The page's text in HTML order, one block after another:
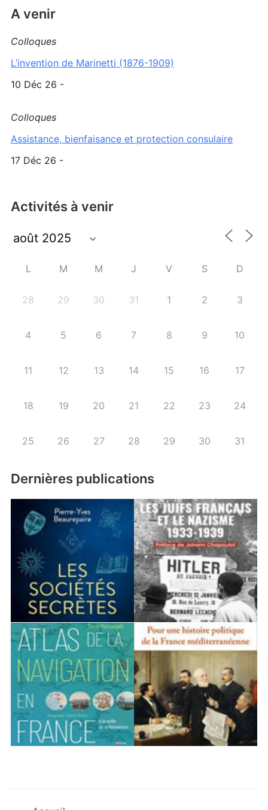
A venir
Colloques
L’invention de Marinetti (1876-1909)
10 Déc 26 -
Colloques
Assistance, bienfaisance et protection consulaire
17 Déc 26 -
Activités à venir
L M M J V S D
28 29 30 31 1 2 3
4 5 6 7 8 9 10
11 12 13 14 15 16 17
18 19 20 21 22 23 24
25 26 27 28 29 30 31
Dernières publications